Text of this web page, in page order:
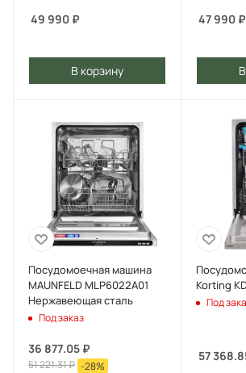
49 990 ₽
В корзину
47 990 ₽
Посудомоечная машина
MAUNFELD MLP6022A01
Нержавеющая сталь
Под заказ
36 877.05 ₽
51 221.31₽ -28%
Korting
Под
57